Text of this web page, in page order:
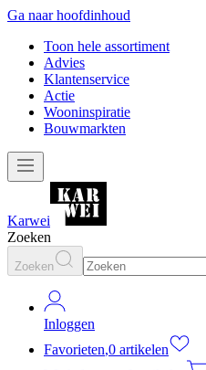
Ga naar hoofdinhoud
Toon hele assortiment
Advies
Klantenservice
Actie
Wooninspiratie
Bouwmarkten
Karwei
Zoeken
Zoeken
Inloggen
Favorieten,0 artikelen